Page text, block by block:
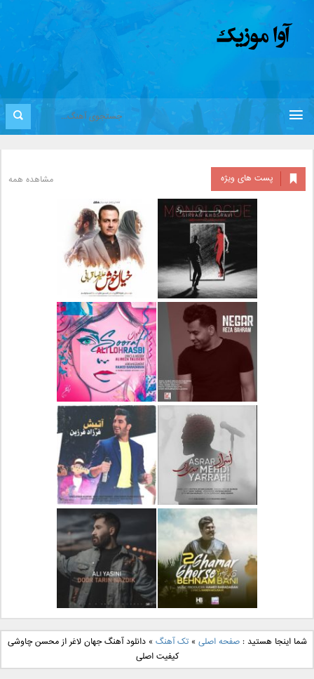
پست های ویژه مشاهده همه
دانلود آلبوم جدید سیروان
خسروی بنام مونولوگ
دانلود آهنگ جدید علیرضا
قربانی بنام خیال خوش
دانلود آهنگ جدید رضا
بهرام بنام نگار
دانلود آهنگ جدید علی
لهراسبی بنام صورت
دانلود آهنگ جدید مهدی
یراحی بنام اسرار
دانلود آهنگ جدید فرزاد
فرزین بنام آتیش
دانلود آهنگ جدید بهنام
بانی بنام قرص قمر 2
دانلود آهنگ جدید علی
یاسینی بنام دورترین نزدیک
شما اینجا هستید :صفحه اصلی »تک آهنگ »دانلود آهنگ جهان لاغر از محسن چاوشی
کیفیت اصلی